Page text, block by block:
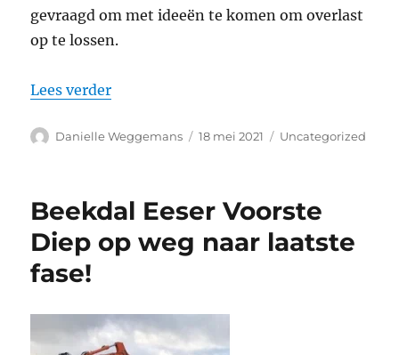
gevraagd om met ideeën te komen om overlast
op te lossen.
Lees verder“Afval overlast”
Auteur
Danielle Weggemans
Geplaatst
18 mei 2021 Categorieën
Uncategorized
Beekdal Eeser Voorste
Diep op weg naar laatste
fase!